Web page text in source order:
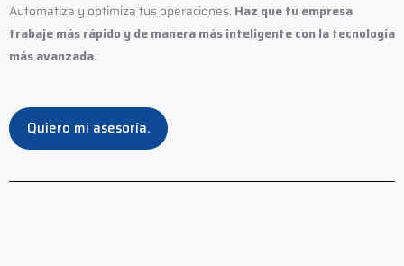
Automatiza y optimiza tus operaciones. Haz que tu empresa
trabaje más rápido y de manera más inteligente con la tecnología
más avanzada.
Quiero mi asesoría.